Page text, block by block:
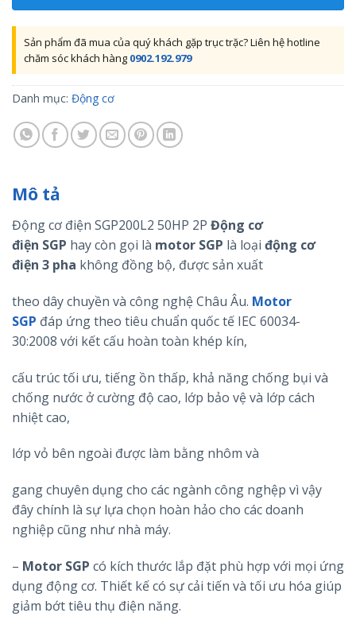
Sản phẩm đã mua của quý khách gặp trục trặc? Liên hệ hotline
chăm sóc khách hàng 0902.192.979
Danh mục: Động cơ
Mô tả
Động cơ điện SGP200L2 50HP 2P Động cơ
điện SGP hay còn gọi là motor SGP là loại động cơ
điện 3 pha không đồng bộ, được sản xuất
theo dây chuyền và công nghệ Châu Âu. Motor
SGP đáp ứng theo tiêu chuẩn quốc tế IEC 60034-
30:2008 với kết cấu hoàn toàn khép kín,
cấu trúc tối ưu, tiếng ồn thấp, khả năng chống bụi và
chống nước ở cường độ cao, lớp bảo vệ và lớp cách
nhiệt cao,
lớp vỏ bên ngoài được làm bằng nhôm và
gang chuyên dụng cho các ngành công nghệp vì vậy
đây chính là sự lựa chọn hoàn hảo cho các doanh
nghiệp cũng như nhà máy.
– Motor SGP có kích thước lắp đặt phù hợp với mọi ứng
dụng động cơ. Thiết kế có sự cải tiến và tối ưu hóa giúp
giảm bớt tiêu thụ điện năng.